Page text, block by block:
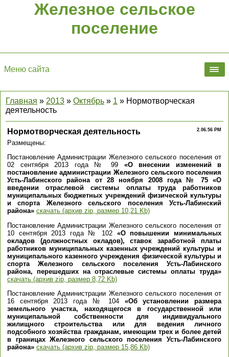
Железное сельское
поселение
Меню сайта
Главная » 2013 » Октябрь » 1 » Нормотворческая
деятельность
2.06.56 PM
Нормотворческая деятельность
Размещены:
Постановление Администрации Железного сельского поселения от
02 сентября 2013 года № 99 «О внесении изменений в
постановление администрации Железного сельского поселения
Усть-Лабинского района от 28 ноября 2008 года № 75 «О
введении отраслевой системы оплаты труда работников
муниципальных бюджетных учреждений физической культуры
и спорта Железного сельского поселения Усть-Лабинский
района» скачать (архив zip, размер 10,21 Kb)
Постановление Администрации Железного сельского поселения от
10 сентября 2013 года № 102 «О повышении минимальных
окладов (должностных окладов), ставок заработной платы
работников муниципальных казенных учреждений культуры и
муниципального казенного учреждения физической культуры и
спорта Железного сельского поселения Усть-Лабинского
района, перешедших на отраслевые системы оплаты труда»
скачать (архив zip, размер 8,72 Kb)
Постановление Администрации Железного сельского поселения от
16 сентября 2013 года № 104 «Об установлении размера
земельного участка, находящегося в государственной или
муниципальной собственности для индивидуального
жилищного строительства или для ведения личного
подсобного хозяйства гражданам, имеющим трех и более детей
в границах Железного сельского поселения Усть-Лабинского
района» скачать (архив zip, размер 15,86 Kb)